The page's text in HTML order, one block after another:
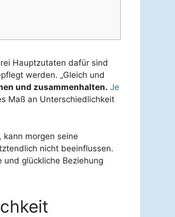
Hauptzutaten dafür sind
werden. „Gleich und
und zusammenhalten. Je
Maß an Unterschiedlichkeit
morgen seine
nicht beeinflussen.
glückliche Beziehung